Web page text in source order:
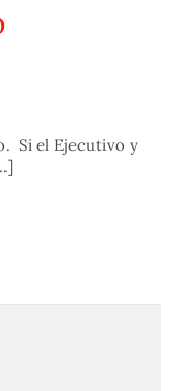
Si el Ejecutivo y